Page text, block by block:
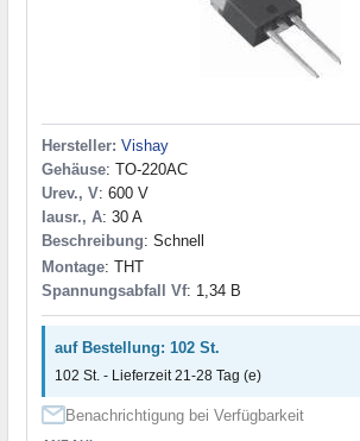
Hersteller: Vishay
Gehäuse: TO-220AC
Urev., V: 600 V
Iausr., A: 30 A
Beschreibung: Schnell
Montage: THT
Spannungsabfall Vf: 1,34 В
auf Bestellung: 102 St.
102 St. - Lieferzeit 21-28 Tag (e)
Benachrichtigung bei Verfügbarkeit